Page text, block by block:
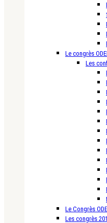
Le congrès
Les
Le Congrès
Les congrès